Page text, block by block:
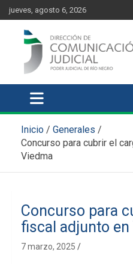
content
Skip
to
content
jueves, agosto 6, 2026
Inicio
Generales
Concurso para cubrir el
Viedma
Concurso para
fiscal adjunto en
7 marzo, 2025